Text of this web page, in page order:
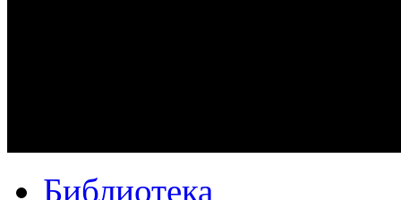
Библиотека